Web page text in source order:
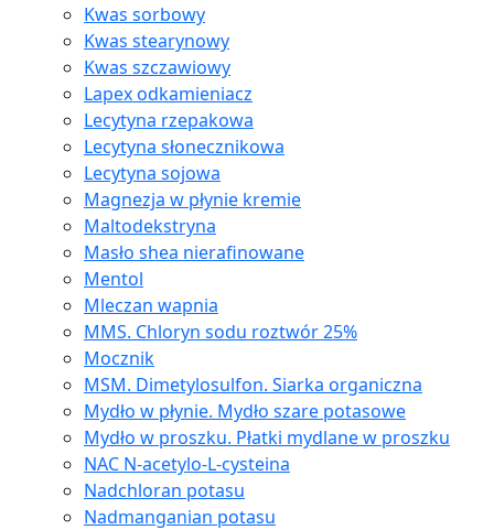
Kwas sorbowy
Kwas stearynowy
Kwas szczawiowy
Lapex odkamieniacz
Lecytyna rzepakowa
Lecytyna słonecznikowa
Lecytyna sojowa
Magnezja w płynie kremie
Maltodekstryna
Masło shea nierafinowane
Mentol
Mleczan wapnia
MMS. Chloryn sodu roztwór 25%
Mocznik
MSM. Dimetylosulfon. Siarka organiczna
Mydło w płynie. Mydło szare potasowe
Mydło w proszku. Płatki mydlane w proszku
NAC N-acetylo-L-cysteina
Nadchloran potasu
Nadmanganian potasu